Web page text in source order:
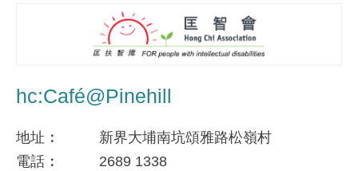
hc:Café@Pinehill
地址
新界大埔南坑頌雅路松嶺村
電話
2689 1338